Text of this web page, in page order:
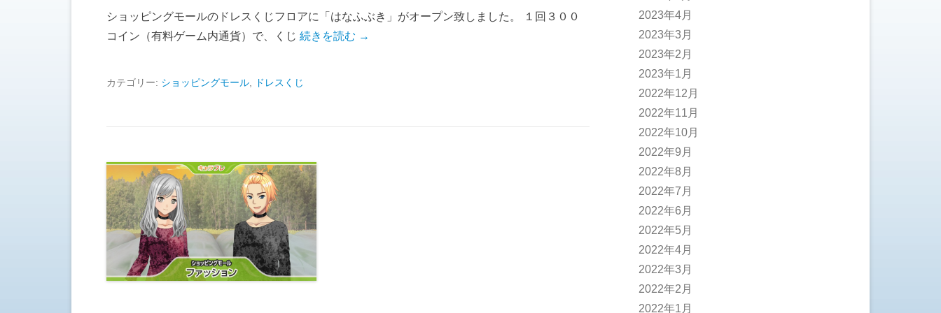
ショッピングモールのドレスくじフロアに「はなふぶき」がオープン致しました。 １回３００
コイン（有料ゲーム内通貨）で、くじ 続きを読む →
カテゴリー: ショッピングモール ドレスくじ
2023年4月
2023年3月
2023年2月
2023年1月
2022年12月
2022年11月
2022年10月
2022年9月
2022年8月
2022年7月
2022年6月
2022年5月
2022年4月
2022年3月
2022年2月
2022年1月